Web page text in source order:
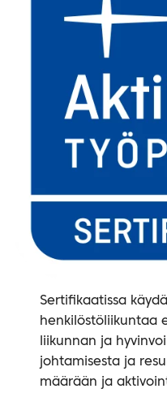
Sertifikaatissa
henkilöstöliikuntaa
liikunnan ja
johtamisesta ja
määrään ja